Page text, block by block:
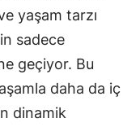
yaşam tarzı
sadece
geçiyor. Bu
daha da iç
dinamik